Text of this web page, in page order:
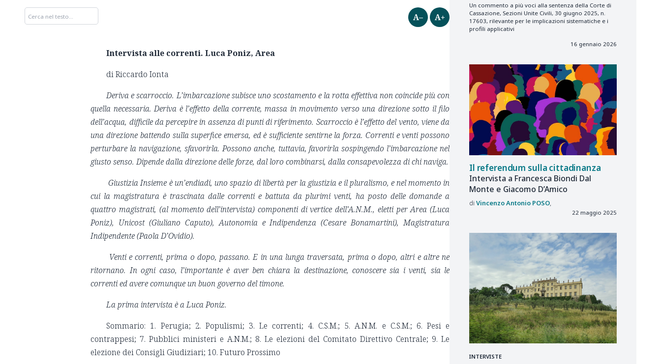
A– A+
Intervista alle correnti. Luca Poniz, Area
di Riccardo Ionta
Deriva e scarroccio. L’imbarcazione subisce uno scostamento e la rotta effettiva non coincide più con
quella necessaria. Deriva è l’effetto della corrente, massa in movimento verso una direzione sotto il filo
dell’acqua, difficile da percepire in assenza di punti di riferimento. Scarroccio è l’effetto del vento, viene da
una direzione battendo sulla superfice emersa, ed è sufficiente sentirne la forza. Correnti e venti possono
perturbare la navigazione, sfavorirla. Possono anche, tuttavia, favorirla sospingendo l’imbarcazione nel
giusto senso. Dipende dalla direzione delle forze, dal loro combinarsi, dalla consapevolezza di chi naviga.
Giustizia Insieme è un’endiadi, uno spazio di libertà per la giustizia e il pluralismo, e nel momento in
cui la magistratura è trascinata dalle correnti e battuta da plurimi venti, ha posto delle domande a
quattro magistrati, (al momento dell’intervista) componenti di vertice dell’A.N.M., eletti per Area (Luca
Poniz), Unicost (Giuliano Caputo), Autonomia e Indipendenza (Cesare Bonamartini), Magistratura
Indipendente (Paola D’Ovidio).
Venti e correnti, prima o dopo, passano. E in una lunga traversata, prima o dopo, altri e altre ne
ritornano. In ogni caso, l’importante è aver ben chiara la destinazione, conoscere sia i venti, sia le
correnti ed avere comunque un buon governo del timone.
La prima intervista è a Luca Poniz.
Sommario: 1. Perugia; 2. Populismi; 3. Le correnti; 4. C.S.M.; 5. A.N.M. e C.S.M.; 6. Pesi e
contrappesi; 7. Pubblici ministeri e A.N.M.; 8. Le elezioni del Comitato Direttivo Centrale; 9. Le
elezione dei Consigli Giudiziari; 10. Futuro Prossimo
Un commento a più voci alla sentenza della Corte di
Cassazione, Sezioni Unite Civili, 30 giugno 2025, n.
17603, rilevante per le implicazioni sistematiche e i
profili applicativi
16 gennaio 2026
Il referendum sulla cittadinanza
Intervista a Francesca Biondi Dal
Monte e Giacomo D’Amico
Vincenzo Antonio POSO
22 maggio 2025
INTERVISTE